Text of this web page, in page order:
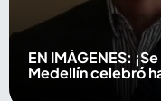
EN IMÁGENES:
Medellín celebró